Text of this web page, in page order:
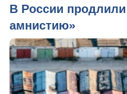
В России
амнистию»